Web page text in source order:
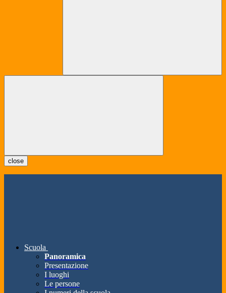
close
Scuola
Panoramica
Presentazione
I luoghi
Le persone